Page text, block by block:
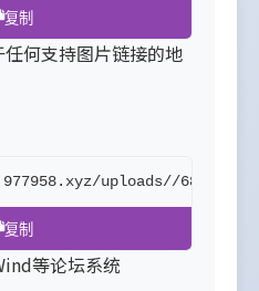
复制
何支持图片链接的地
uploads//
复制
等论坛系统